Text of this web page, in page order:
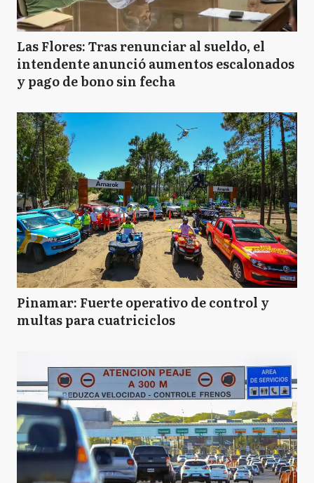
Las Flores: Tras renunciar al sueldo, el
intendente anunció aumentos escalonados
y pago de bono sin fecha
Pinamar: Fuerte operativo de control y
multas para cuatriciclos